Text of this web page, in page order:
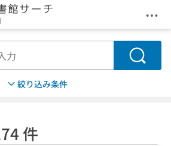
メ
検索
絞り込み条件
件